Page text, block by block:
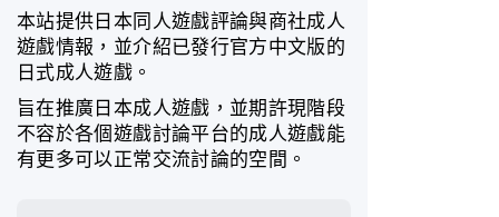
本站提供日本同人遊戲評論與商社成人
遊戲情報，並介紹已發行官方中文版的
日式成人遊戲。
旨在推廣日本成人遊戲，並期許現階段
不容於各個遊戲討論平台的成人遊戲能
有更多可以正常交流討論的空間。